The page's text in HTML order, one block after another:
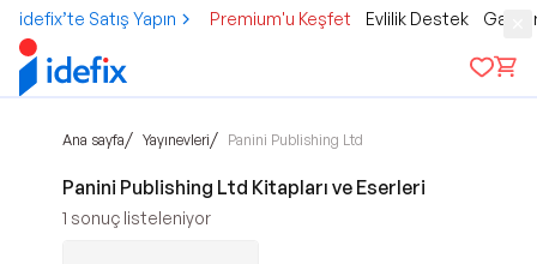
idefix’te Satış Yapın Premium'u Keşfet Evlilik Destek
Ana sayfa/ Yayınevleri/ Panini Publishing Ltd
Panini Publishing Ltd Kitapları ve Eserleri
1 sonuç listeleniyor